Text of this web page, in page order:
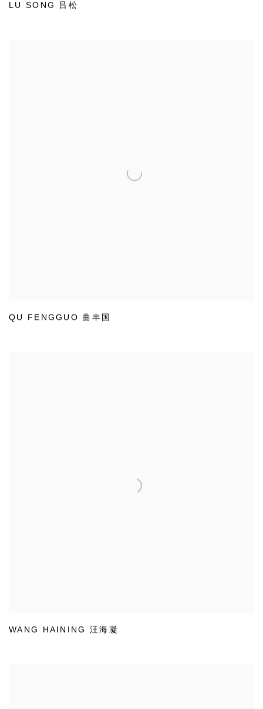
LU SONG 吕松
QU FENGGUO 曲丰国
WANG HAINING 汪海凝